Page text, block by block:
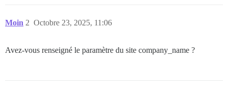
Moin Octobre 23, 2025, 11:06
2
Avez-vous renseigné le paramètre du site company_name ?